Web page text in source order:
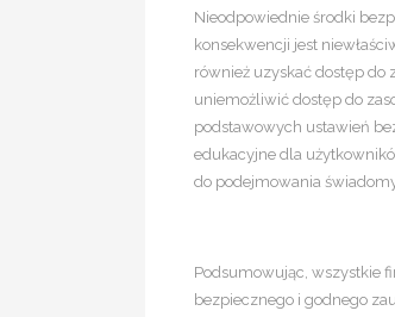
Nieodpowiednie środki
konsekwencji jest
również uzyskać dostęp
uniemożliwić dostęp do
podstawowych ustawień
edukacyjne dla
do podejmowania
Podsumowując, wszystkie
bezpiecznego i godnego